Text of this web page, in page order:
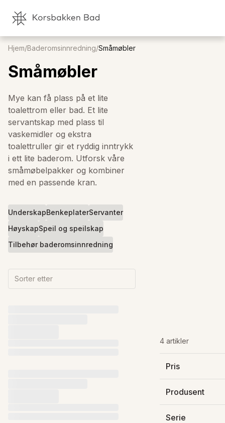
Hjem/Baderomsinnredning/Småmøbler
Småmøbler
Mye kan få plass på et lite
toalettrom eller bad. Et lite
servantskap med plass til
vaskemidler og ekstra
toalettruller gir et ryddig inntrykk
i ett lite baderom. Utforsk våre
småmøbelpakker og kombiner
med en passende kran.
UnderskapBenkeplaterServanter
HøyskapSpeil og speilskap
Tilbehør baderomsinnredning
Sorter etter
4 artikler
Pris
4 490 kr
5 400 kr
Produsent
Kame -
Serie